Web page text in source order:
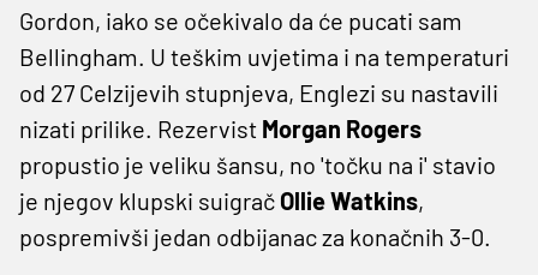
Gordon, iako se očekivalo da će pucati sam
Bellingham. U teškim uvjetima i na temperaturi
od 27 Celzijevih stupnjeva, Englezi su nastavili
nizati prilike. Rezervist Morgan Rogers
propustio je veliku šansu, no 'točku na i' stavio
je njegov klupski suigrač Ollie Watkins,
pospremivši jedan odbijanac za konačnih 3-0.